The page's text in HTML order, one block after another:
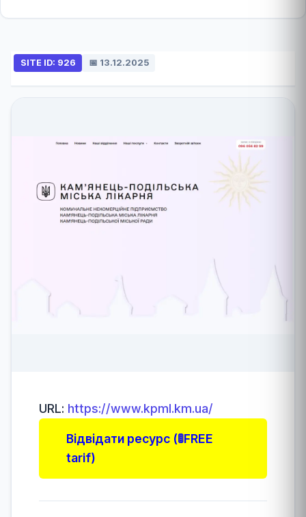
SITE ID: 926 📅 13.12.2025
URL: https://www.kpml.km.ua/
Відвідати ресурс (🚦FREE
tarif)